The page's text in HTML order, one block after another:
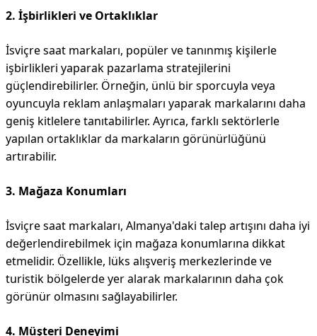
2. İşbirlikleri ve Ortaklıklar
İsviçre saat markaları, popüler ve tanınmış kişilerle
işbirlikleri yaparak pazarlama stratejilerini
güçlendirebilirler. Örneğin, ünlü bir sporcuyla veya
oyuncuyla reklam anlaşmaları yaparak markalarını daha
geniş kitlelere tanıtabilirler. Ayrıca, farklı sektörlerle
yapılan ortaklıklar da markaların görünürlüğünü
artırabilir.
3. Mağaza Konumları
İsviçre saat markaları, Almanya'daki talep artışını daha iyi
değerlendirebilmek için mağaza konumlarına dikkat
etmelidir. Özellikle, lüks alışveriş merkezlerinde ve
turistik bölgelerde yer alarak markalarının daha çok
görünür olmasını sağlayabilirler.
4. Müşteri Deneyimi